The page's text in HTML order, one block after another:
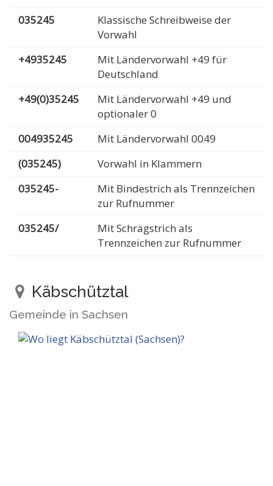
035245
Klassische Schreibweise der
Vorwahl
+4935245
Mit Ländervorwahl +49 für
Deutschland
+49(0)35245
Mit Ländervorwahl +49 und
optionaler 0
004935245
Mit Ländervorwahl 0049
(035245)
Vorwahl in Klammern
035245-
Mit Bindestrich als Trennzeichen
zur Rufnummer
035245/
Mit Schrägstrich als
Trennzeichen zur Rufnummer
Käbschütztal
Gemeinde in Sachsen